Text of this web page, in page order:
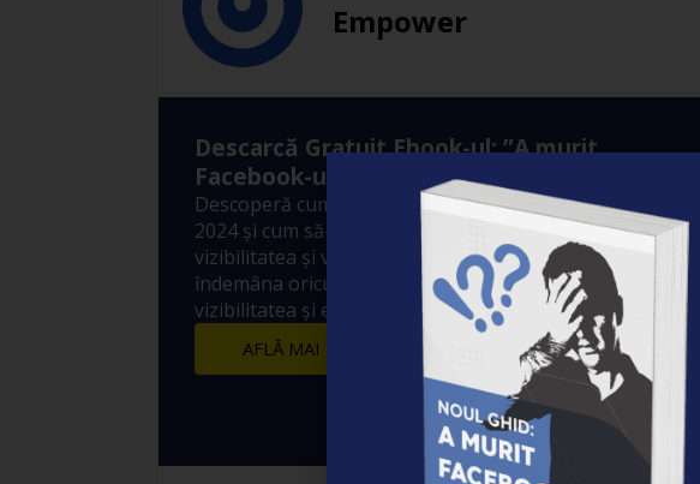
Empower
Descarcă Gratuit Ebook-ul: ”A murit
Facebook-ul?”
Descoperă cum funcționează Algoritmul Facebook în
2024 și cum să-l folosești pentru a-ți crește exponențial
vizibilitatea și vânzările! 10 metode simple și la
îndemâna oricui prin care să crești exponențial
vizibilitatea și engagement-ul postărilor tale.
AFLĂ MAI MULTE